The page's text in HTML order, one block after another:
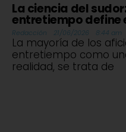
La ciencia del
entretiempo define
Redacción 21/06/2026 8:44 am
La mayoría de los
entretiempo como
realidad, se trata de